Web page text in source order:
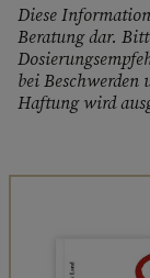
Diese
Beratung dar.
bei
Haftung wird